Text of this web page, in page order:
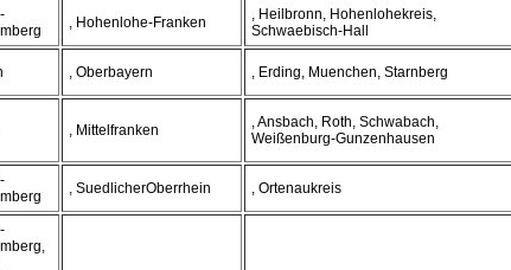
, Hohenlohe-Franken
, Heilbronn, Hohenlohekreis,
Schwaebisch-Hall
, Oberbayern , Erding, Muenchen, Starnberg
, Mittelfranken
, Ansbach, Roth, Schwabach,
Weißenburg-Gunzenhausen
, SuedlicherOberrhein , Ortenaukreis